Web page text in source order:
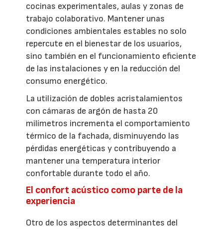
cocinas experimentales, aulas y zonas de
trabajo colaborativo. Mantener unas
condiciones ambientales estables no solo
repercute en el bienestar de los usuarios,
sino también en el funcionamiento eficiente
de las instalaciones y en la reducción del
consumo energético.
La utilización de dobles acristalamientos
con cámaras de argón de hasta 20
milímetros incrementa el comportamiento
térmico de la fachada, disminuyendo las
pérdidas energéticas y contribuyendo a
mantener una temperatura interior
confortable durante todo el año.
El confort acústico como parte de la
experiencia
Otro de los aspectos determinantes del